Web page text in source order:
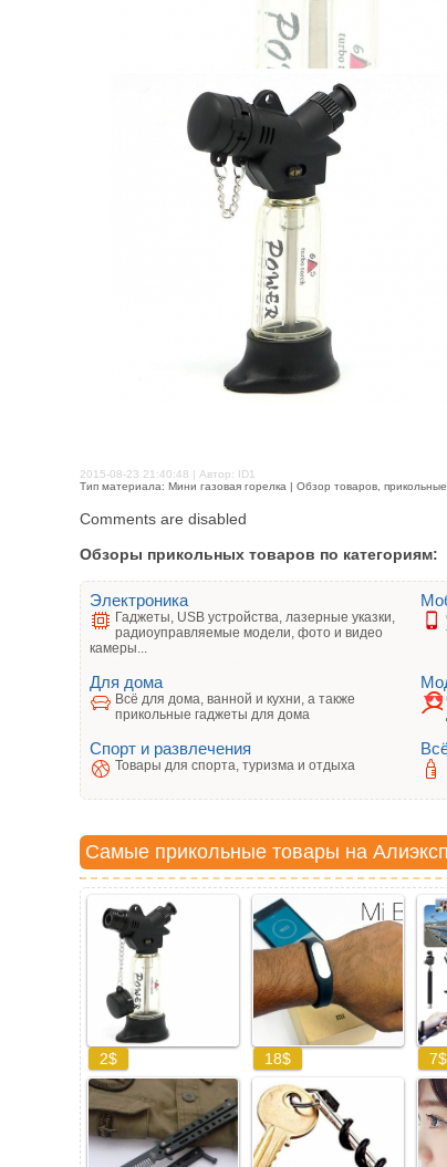
2015-08-23 21:40:48 | Автор: ID1
Тип материала: Мини газовая горелка | Обзор товаров,
Comments are disabled
Обзоры прикольных товаров по категориям:
Электроника
Гаджеты, USB устройства, лазерные указки,
радиоуправляемые модели, фото и видео
камеры...
Для дома
Всё для дома, ванной и кухни, а также
прикольные гаджеты для дома
Спорт и развлечения
Товары для спорта, туризма и отдыха
Самые прикольные товары на